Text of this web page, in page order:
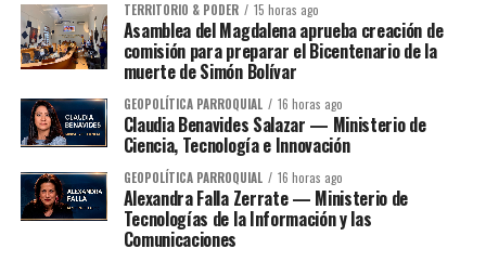
TERRITORIO & PODER 15 horas ago
Asamblea del Magdalena aprueba creación de
comisión para preparar el Bicentenario de la
muerte de Simón Bolívar
GEOPOLÍTICA PARROQUIAL 16 horas ago
Claudia Benavides Salazar — Ministerio de
Ciencia, Tecnología e Innovación
GEOPOLÍTICA PARROQUIAL 16 horas ago
Alexandra Falla Zerrate — Ministerio de
Tecnologías de la Información y las
Comunicaciones